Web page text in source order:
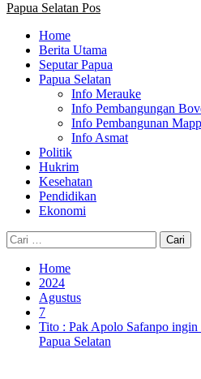
Papua Selatan Pos
Home
Berita Utama
Seputar Papua
Papua Selatan
Info Merauke
Info Pembangungan
Info Pembangunan
Info Asmat
Politik
Hukrim
Kesehatan
Pendidikan
Ekonomi
Cari
untuk:
Home
2024
Agustus
7
Tito : Pak Apolo Safanpo
Papua Selatan